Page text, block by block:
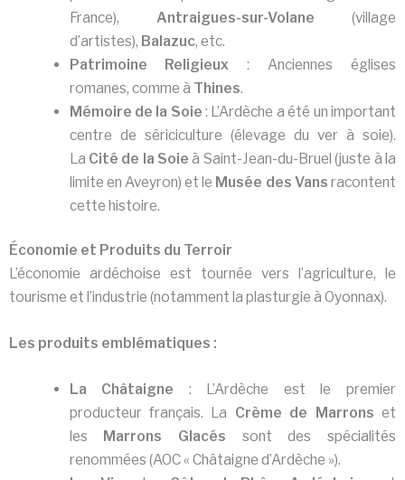
France), Antraigues-sur-Volane (village
d’artistes), Balazuc, etc.
Patrimoine Religieux : Anciennes églises
romanes, comme à Thines.
Mémoire de la Soie : L’Ardèche a été un important
centre de sériciculture (élevage du ver à soie).
La Cité de la Soie à Saint-Jean-du-Bruel (juste à la
limite en Aveyron) et le Musée des Vans racontent
cette histoire.
Économie et Produits du Terroir
L’économie ardéchoise est tournée vers l’agriculture, le
tourisme et l’industrie (notamment la plasturgie à Oyonnax).
Les produits emblématiques :
La Châtaigne : L’Ardèche est le premier
producteur français. La Crème de Marrons et
les Marrons Glacés sont des spécialités
renommées (AOC « Châtaigne d’Ardèche »).